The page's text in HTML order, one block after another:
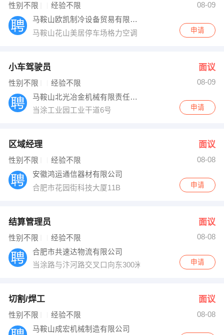
性别不限 经验不限
08-09
马鞍山欧凯制冷设备贸易有限公司
马鞍山花山美居停车场格力空调
申请
小车驾驶员 面议
性别不限 经验不限
08-09
马鞍山北光冶金机械有限责任公司
当涂工业园工业干道6号
申请
区域经理 面议
性别不限 经验不限
08-08
安徽鸿运通信器材有限公司
合肥市花园街科技大厦11B
申请
结算管理员 面议
性别不限 经验不限
08-08
合肥市共速达物流有限公司
当涂路与汴河路交叉口向东300米现代物流园内
申请
切割/焊工 面议
性别不限 经验不限
08-08
马鞍山成宏机械制造有限公司